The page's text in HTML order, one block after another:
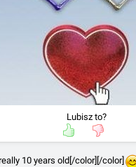
Lubisz to?
10 years old[/color][/color]